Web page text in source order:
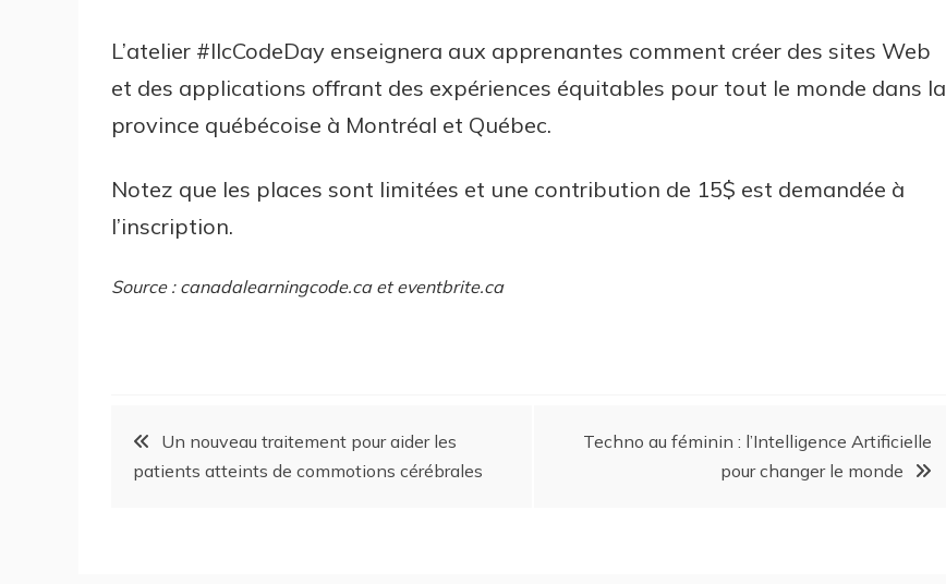
L’atelier #llcCodeDay enseignera aux apprenantes comment créer des sites Web
et des applications offrant des expériences équitables pour tout le monde dans la
province québécoise à Montréal et Québec.
Notez que les places sont limitées et une contribution de 15$ est demandée à
l’inscription.
Source : canadalearningcode.ca et eventbrite.ca
Un nouveau traitement pour aider les
patients atteints de commotions cérébrales
Techno au féminin : l’Intelligence Artificielle
pour changer le monde